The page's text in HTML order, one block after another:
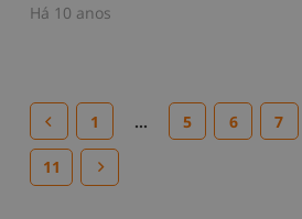
Há 10 anos
1 … 5 6 7
11